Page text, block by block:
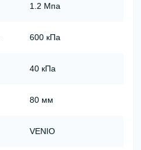
1.2 Мпа
600 кПа
40 кПа
80 мм
VENIO